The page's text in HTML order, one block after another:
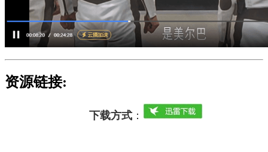
资源链接:
下载方式 ：